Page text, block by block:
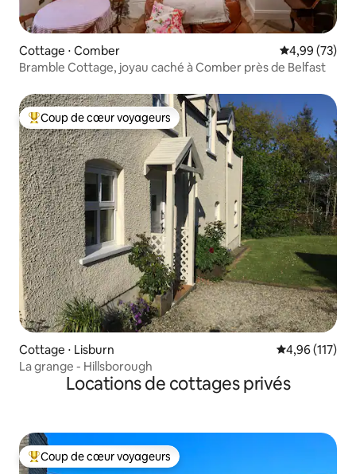
Cottage ⋅ Comber Évaluation
4,99 (73)
Bramble Cottage, joyau caché à Comber près de Belfast
Coups de cœur voyageurs les plus appréciés
Coup de cœur voyageurs
Cottage ⋅ Lisburn Évaluation
4,96 (117)
La grange - Hillsborough
Locations de cottages privés
Coups de cœur voyageurs les plus appréciés
Coup de cœur voyageurs